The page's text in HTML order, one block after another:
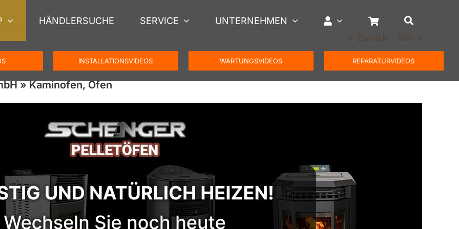
HÄNDLERSUCHE SERVICE UNTERNEHMEN
INSTALLATIONSVIDEOS WARTUNGSVIDEOS REPARATURVIDEOS
Zurück Vor
» Kaminofen, Ofen